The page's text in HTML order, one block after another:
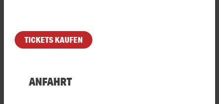
TICKETS KAUFEN
ANFAHRT